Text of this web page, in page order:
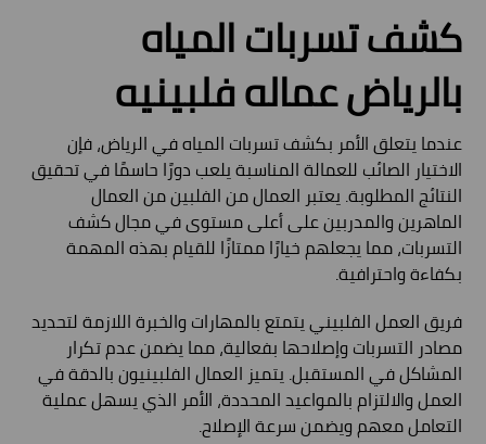
كشف تسربات المياه
بالرياض عماله فلبينيه
عندما يتعلق الأمر بكشف تسربات المياه في الرياض، فإن
الاختيار الصائب للعمالة المناسبة يلعب دورًا حاسمًا في تحقيق
النتائج المطلوبة. يعتبر العمال من الفلبين من العمال
الماهرين والمدربين على أعلى مستوى في مجال كشف
التسربات، مما يجعلهم خيارًا ممتازًا للقيام بهذه المهمة
بكفاءة واحترافية.
فريق العمل الفلبيني يتمتع بالمهارات والخبرة اللازمة لتحديد
مصادر التسربات وإصلاحها بفعالية، مما يضمن عدم تكرار
المشاكل في المستقبل. يتميز العمال الفلبينيون بالدقة في
العمل والالتزام بالمواعيد المحددة، الأمر الذي يسهل عملية
التعامل معهم ويضمن سرعة الإصلاح.